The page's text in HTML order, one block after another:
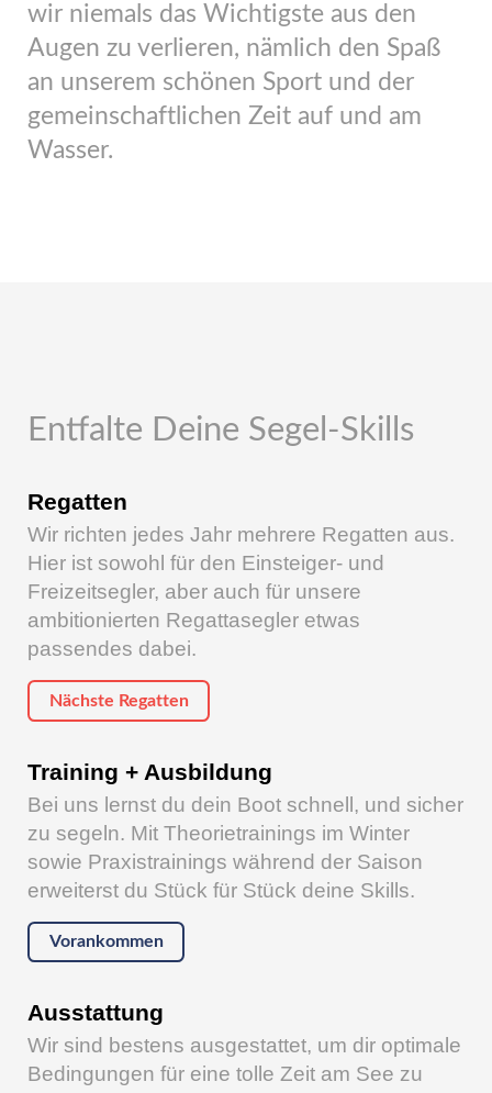
wir niemals das Wichtigste aus den
Augen zu verlieren, nämlich den Spaß
an unserem schönen Sport und der
gemeinschaftlichen Zeit auf und am
Wasser.
Entfalte Deine Segel-Skills
Regatten
Wir richten jedes Jahr mehrere Regatten aus.
Hier ist sowohl für den Einsteiger- und
Freizeitsegler, aber auch für unsere
ambitionierten Regattasegler etwas
passendes dabei.
Nächste Regatten
Training + Ausbildung
Bei uns lernst du dein Boot schnell, und sicher
zu segeln. Mit Theorietrainings im Winter
sowie Praxistrainings während der Saison
erweiterst du Stück für Stück deine Skills.
Vorankommen
Ausstattung
Wir sind bestens ausgestattet, um dir optimale
Bedingungen für eine tolle Zeit am See zu